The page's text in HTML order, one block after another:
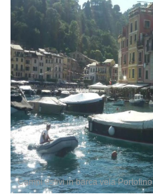
Campi estivi in barca vela Portofino